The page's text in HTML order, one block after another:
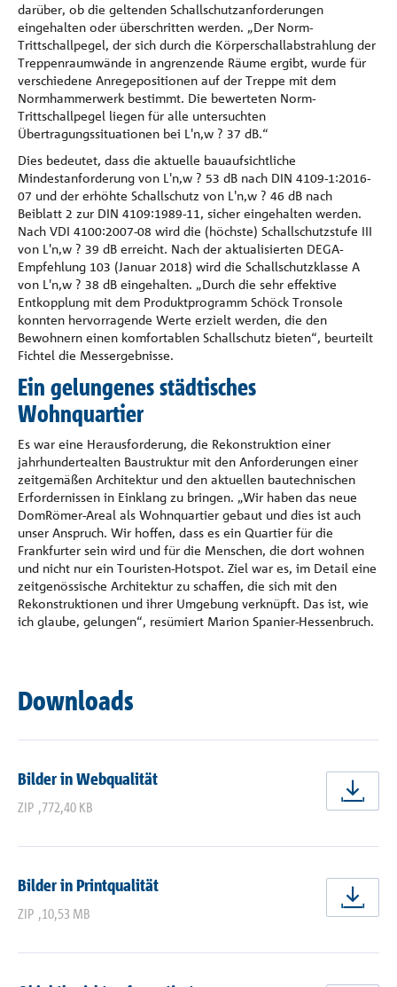
darüber, ob die geltenden Schallschutzanforderungen
eingehalten oder überschritten werden. „Der Norm-
Trittschallpegel, der sich durch die Körperschallabstrahlung der
Treppenraumwände in angrenzende Räume ergibt, wurde für
verschiedene Anregepositionen auf der Treppe mit dem
Normhammerwerk bestimmt. Die bewerteten Norm-
Trittschallpegel liegen für alle untersuchten
Übertragungssituationen bei L'n,w ? 37 dB.“
Dies bedeutet, dass die aktuelle bauaufsichtliche
Mindestanforderung von L'n,w ? 53 dB nach DIN 4109-1:2016-
07 und der erhöhte Schallschutz von L'n,w ? 46 dB nach
Beiblatt 2 zur DIN 4109:1989-11, sicher eingehalten werden.
Nach VDI 4100:2007-08 wird die (höchste) Schallschutzstufe III
von L'n,w ? 39 dB erreicht. Nach der aktualisierten DEGA-
Empfehlung 103 (Januar 2018) wird die Schallschutzklasse A
von L'n,w ? 38 dB eingehalten. „Durch die sehr effektive
Entkopplung mit dem Produktprogramm Schöck Tronsole
konnten hervorragende Werte erzielt werden, die den
Bewohnern einen komfortablen Schallschutz bieten“, beurteilt
Fichtel die Messergebnisse.
Ein gelungenes städtisches
Wohnquartier
Es war eine Herausforderung, die Rekonstruktion einer
jahrhundertealten Baustruktur mit den Anforderungen einer
zeitgemäßen Architektur und den aktuellen bautechnischen
Erfordernissen in Einklang zu bringen. „Wir haben das neue
DomRömer-Areal als Wohnquartier gebaut und dies ist auch
unser Anspruch. Wir hoffen, dass es ein Quartier für die
Frankfurter sein wird und für die Menschen, die dort wohnen
und nicht nur ein Touristen-Hotspot. Ziel war es, im Detail eine
zeitgenössische Architektur zu schaffen, die sich mit den
Rekonstruktionen und ihrer Umgebung verknüpft. Das ist, wie
ich glaube, gelungen“, resümiert Marion Spanier-Hessenbruch.
Downloads
Bilder in Webqualität
ZIP ,772,40 KB
Bilder in Printqualität
ZIP ,10,53 MB